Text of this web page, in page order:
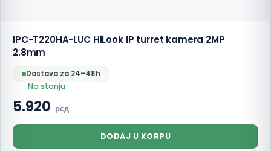
IPC-T220HA-LUC HiLook IP turret kamera 2MP
2.8mm
Dostava za 24–48h
Na stanju
5.920 рсд
DODAJ U KORPU